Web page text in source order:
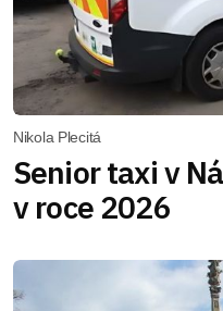
Nikola Plecitá
Senior taxi v
v roce 2026